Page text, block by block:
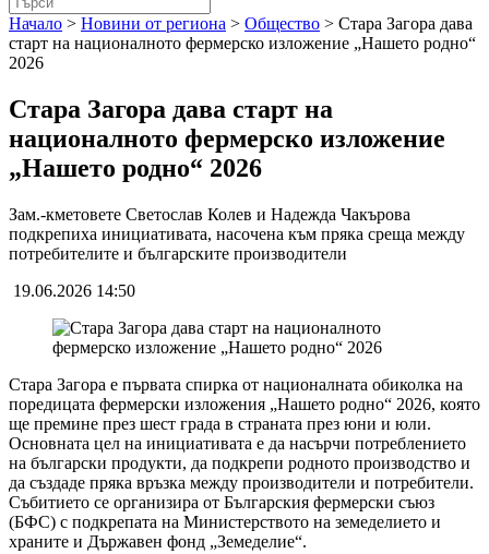
Начало > Новини от региона > Общество > Стара Загора дава
старт на националното фермерско изложение „Нашето родно“
2026
Стара Загора дава старт на
националното фермерско изложение
„Нашето родно“ 2026
Зам.-кметовете Светослав Колев и Надежда Чакърова
подкрепиха инициативата, насочена към пряка среща между
потребителите и българските производители
19.06.2026 14:50
Стара Загора е първата спирка от националната обиколка на
поредицата фермерски изложения „Нашето родно“ 2026, която
ще премине през шест града в страната през юни и юли.
Основната цел на инициативата е да насърчи потреблението
на български продукти, да подкрепи родното производство и
да създаде пряка връзка между производители и потребители.
Събитието се организира от Българския фермерски съюз
(БФС) с подкрепата на Министерството на земеделието и
храните и Държавен фонд „Земеделие“.